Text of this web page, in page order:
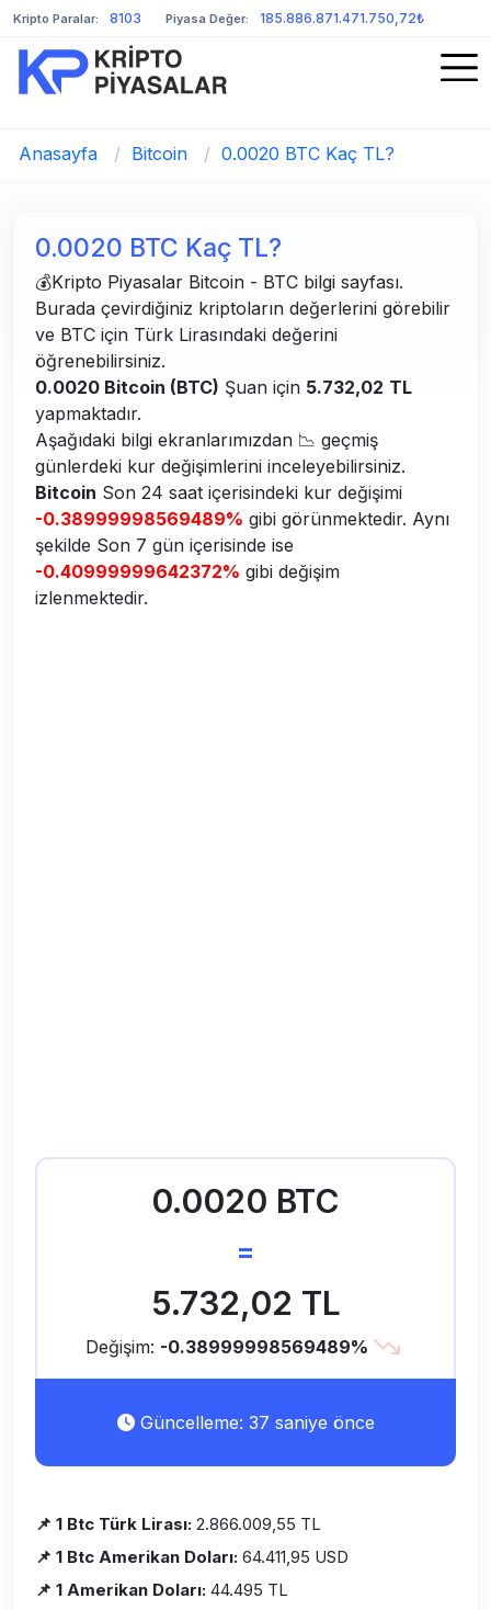
Kripto Paralar: 8103 Piyasa Değer: 185.886.871.471.750,72₺
Anasayfa / Bitcoin / 0.0020 BTC Kaç TL?
0.0020 BTC Kaç TL?
💰Kripto Piyasalar Bitcoin - BTC bilgi sayfası.
Burada çevirdiğiniz kriptoların değerlerini görebilir
ve BTC için Türk Lirasındaki değerini
öğrenebilirsiniz.
0.0020 Bitcoin (BTC) Şuan için 5.732,02 TL
yapmaktadır.
Aşağıdaki bilgi ekranlarımızdan 📉 geçmiş
günlerdeki kur değişimlerini inceleyebilirsiniz.
Bitcoin Son 24 saat içerisindeki kur değişimi
-0.38999998569489% gibi görünmektedir. Aynı
şekilde Son 7 gün içerisinde ise
-0.40999999642372% gibi değişim
izlenmektedir.
0.0020 BTC
=
5.732,02 TL
Değişim: -0.38999998569489%
Güncelleme: 37 saniye önce
📌 1 Btc Türk Lirası: 2.866.009,55 TL
📌 1 Btc Amerikan Doları: 64.411,95 USD
📌 1 Amerikan Doları: 44.495 TL